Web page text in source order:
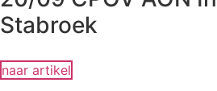
Stabroek
naar artikel